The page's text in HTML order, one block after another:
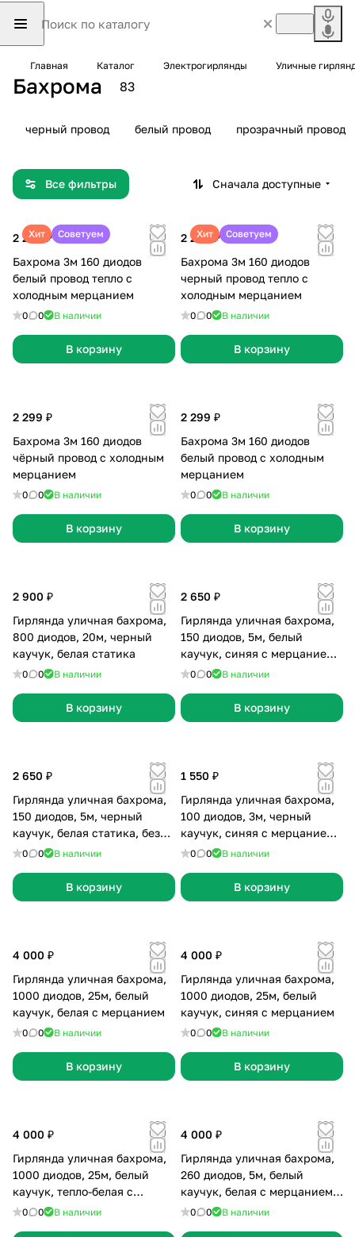
Главная Каталог Электрогирлянды Уличные
Бахрома 83
черный провод белый провод прозрачный провод
Все фильтры Сначала доступные
Хит Советуем
2 299 ₽
Бахрома 3м 160 диодов
белый провод тепло с
холодным мерцанием
0 0 В наличии
В корзину
Хит Советуем
2 299 ₽
Бахрома 3м 160 диодов
черный провод тепло с
холодным мерцанием
0 0 В наличии
В корзину
2 299 ₽
Бахрома 3м 160 диодов
чёрный провод с холодным
мерцанием
0 0 В наличии
В корзину
2 299 ₽
Бахрома 3м 160 диодов
белый провод с холодным
мерцанием
0 0 В наличии
В корзину
2 900 ₽
Гирлянда уличная бахрома,
800 диодов, 20м, черный
каучук, белая статика
0 0 В наличии
В корзину
2 650 ₽
Гирлянда уличная бахрома,
150 диодов, 5м, белый
каучук, синяя с мерцанием,
без сетевого шнура
0 0 В наличии
В корзину
2 650 ₽
Гирлянда уличная бахрома,
150 диодов, 5м, черный
каучук, белая статика, без
сетевого шнура
0 0 В наличии
В корзину
1 550 ₽
Гирлянда уличная бахрома,
100 диодов, 3м, черный
каучук, синяя с мерцанием,
без сетевого шнура
0 0 В наличии
В корзину
4 000 ₽
Гирлянда уличная бахрома,
1000 диодов, 25м, белый
каучук, белая с мерцанием
0 0 В наличии
В корзину
4 000 ₽
Гирлянда уличная бахрома,
1000 диодов, 25м, белый
каучук, синяя с мерцанием
0 0 В наличии
В корзину
4 000 ₽
Гирлянда уличная бахрома,
1000 диодов, 25м, белый
каучук, тепло-белая с
мерцанием
0 0 В наличии
4 000 ₽
Гирлянда уличная бахрома,
260 диодов, 5м, белый
каучук, белая с мерцанием,
без сетевого шнура
0 0 В наличии